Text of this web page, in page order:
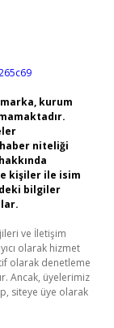
kurum
niteliği
kişiler ile isim
bilgiler
ve İletişim
olarak hizmet
olarak denetleme
Ancak, üyelerimiz
siteye üye olarak